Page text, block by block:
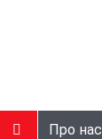
Про нас